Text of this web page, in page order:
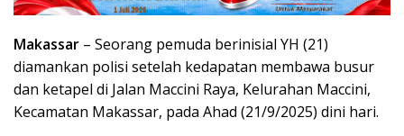
Makassar – Seorang pemuda berinisial YH (21)
diamankan polisi setelah kedapatan membawa busur
dan ketapel di Jalan Maccini Raya, Kelurahan Maccini,
Kecamatan Makassar, pada Ahad (21/9/2025) dini hari.